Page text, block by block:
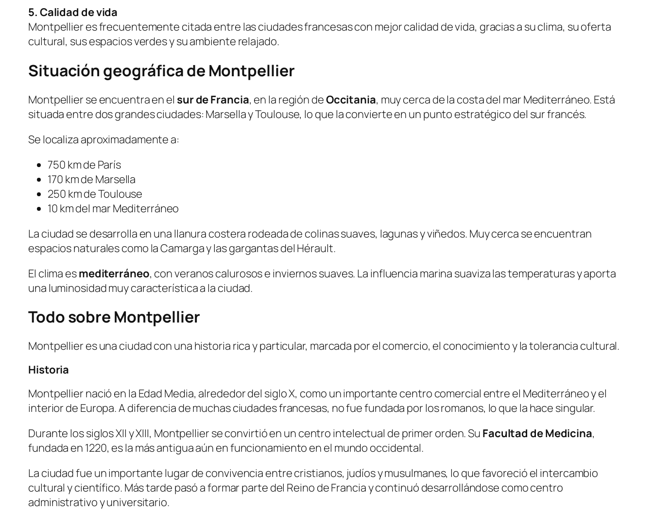
5. Calidad de vida
Montpellier es frecuentemente citada entre las ciudades francesas con mejor calidad de vida, gracias a su clima, su oferta
cultural, sus espacios verdes y su ambiente relajado.
Situación geográfica de Montpellier
Montpellier se encuentra en el sur de Francia, en la región deOccitania, muy cerca de la costa del mar Mediterráneo. Está
situada entre dos grandes ciudades: Marsella y Toulouse, lo que la convierte en un punto estratégico del sur francés.
Se localiza aproximadamente a:
750 km de París
170 km de Marsella
250 km de Toulouse
10 km del mar Mediterráneo
La ciudad se desarrolla en una llanura costera rodeada de colinas suaves, lagunas y viñedos. Muy cerca se encuentran
espacios naturales como la Camarga y las gargantas del Hérault.
El clima esmediterráneo, con veranos calurosos e inviernos suaves. La influencia marina suaviza las temperaturas y aporta
una luminosidad muy característica a la ciudad.
Todo sobre Montpellier
Montpellier es una ciudad con una historia rica y particular, marcada por el comercio, el conocimiento y la tolerancia cultural.
Historia
Montpellier nació en la Edad Media, alrededor del siglo X, como un importante centro comercial entre el Mediterráneo y el
interior de Europa. A diferencia de muchas ciudades francesas, no fue fundada por los romanos, lo que la hace singular.
Durante los siglos XII y XIII, Montpellier se convirtió en un centro intelectual de primer orden. Su Facultad de Medicina,
fundada en 1220, es la más antigua aún en funcionamiento en el mundo occidental.
La ciudad fue un importante lugar de convivencia entre cristianos, judíos y musulmanes, lo que favoreció el intercambio
cultural y científico. Más tarde pasó a formar parte del Reino de Francia y continuó desarrollándose como centro
administrativo y universitario.